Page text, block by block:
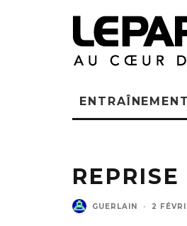
ENTRAÎNEMENT
GUERLAIN · 2